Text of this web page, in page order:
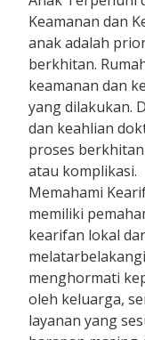
Keamanan dan
anak adalah
berkhitan.
keamanan dan
yang dilakukan.
dan keahlian
proses
atau komplikasi.
Memahami
memiliki
kearifan lokal
menghormati
oleh keluarga,
layanan yang